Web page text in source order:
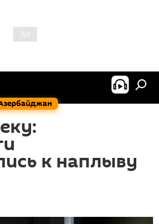
к наплыву